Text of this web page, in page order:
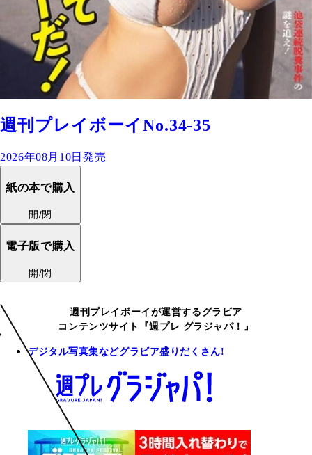
週刊プレイボーイNo.34-35
2026年08月10日発売
紙の本で購入
開/閉
電子版で購入
開/閉
週刊プレイボーイが運営するグラビア
コンテンツサイト『週プレ グラジャパ！』
デジタル写真集などグラビア盛りだくさん!